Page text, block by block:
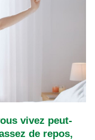
vivez peut-
de repos,